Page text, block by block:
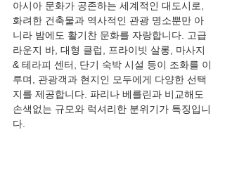
아시아 문화가 공존하는 세계적인 대도시로,
화려한 건축물과 역사적인 관광 명소뿐만 아
니라 밤에도 활기찬 문화를 자랑합니다. 고급
라운지 바, 대형 클럽, 프라이빗 살롱, 마사지
& 테라피 센터, 단기 숙박 시설 등이 조화를 이
루며, 관광객과 현지인 모두에게 다양한 선택
지를 제공합니다. 파리나 베를린과 비교해도
손색없는 규모와 럭셔리한 분위기가 특징입니
다.